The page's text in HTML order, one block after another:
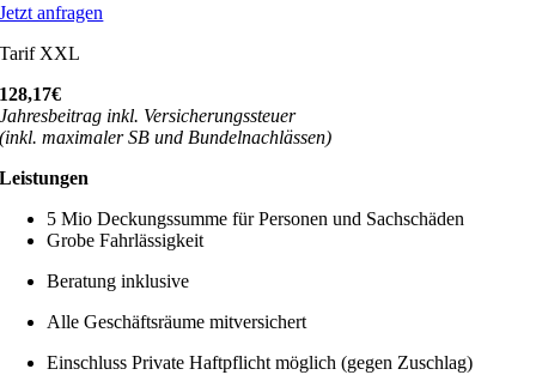
Jetzt anfragen
Tarif XXL
128,17€
Jahresbeitrag inkl. Versicherungssteuer
(inkl. maximaler SB und Bundelnachlässen)
Leistungen
5 Mio Deckungssumme für Personen und Sachschäden
Grobe Fahrlässigkeit
Beratung inklusive
Alle Geschäftsräume mitversichert
Einschluss Private Haftpflicht möglich (gegen Zuschlag)